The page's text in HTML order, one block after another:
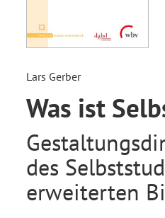
Lars Gerber
Was ist
des
erweiterten